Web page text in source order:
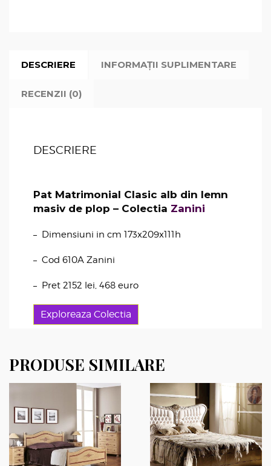
DESCRIERE INFORMAȚII SUPLIMENTARE
RECENZII (0)
DESCRIERE
Pat Matrimonial Clasic alb din lemn
masiv de plop – Colectia Zanini
– Dimensiuni in cm 173x209x111h
– Cod 610A Zanini
– Pret 2152 lei, 468 euro
Exploreaza Colectia
PRODUSE SIMILARE